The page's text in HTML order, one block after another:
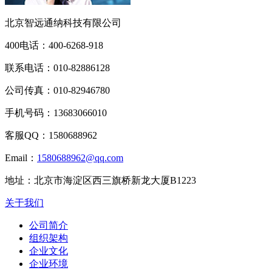
北京智远通纳科技有限公司
400电话： 400-6268-918
联系电话： 010-82886128
公司传真： 010-82946780
手机号码： 13683066010
客服QQ： 1580688962
Email： 1580688962@qq.com
地址： 北京市海淀区西三旗桥新龙大厦B1223
关于我们
公司简介
组织架构
企业文化
企业环境